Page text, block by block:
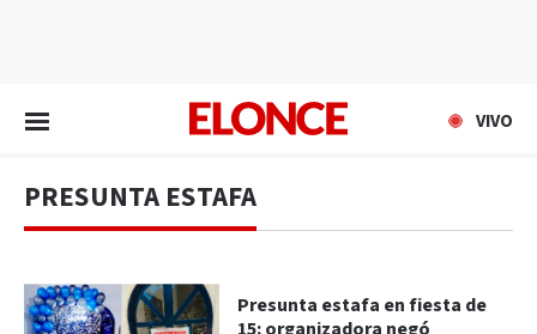
VIVO
PRESUNTA ESTAFA
Presunta estafa en fiesta de